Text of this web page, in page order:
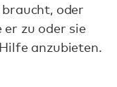
oder
er zu oder sie
anzubieten.